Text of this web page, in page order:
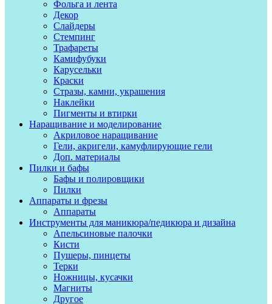
Фольга и лента
Декор
Слайдеры
Стемпинг
Трафареты
Камифубуки
Карусельки
Краски
Стразы, камни, украшения
Наклейки
Пигменты и втирки
Наращивание и моделирование
Акриловое наращивание
Гели, акригели, камуфлирующие гели
Доп. материалы
Пилки и бафы
Бафы и полировщики
Пилки
Аппараты и фрезы
Аппараты
Инструменты для маникюра/педикюра и дизайна
Апельсиновые палочки
Кисти
Пушеры, пинцеты
Терки
Ножницы, кусачки
Магниты
Другое